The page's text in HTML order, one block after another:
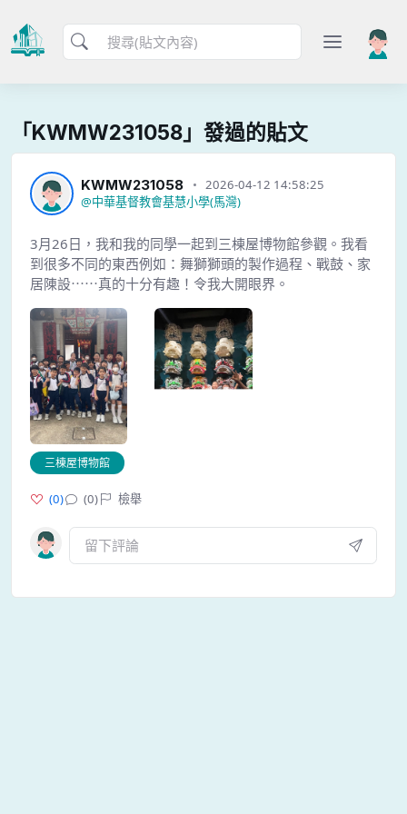
「KWMW231058」發過的貼文
KWMW231058
2026-04-12 14:58:25
@中華基督教會基慧小學(馬灣)
3月26日，我和我的同學一起到三棟屋博物館參觀。我看
到很多不同的東西例如：舞獅獅頭的製作過程、戰鼓、家
居陳設⋯⋯真的十分有趣！令我大開眼界。
三棟屋博物館
(0) (0) 檢舉